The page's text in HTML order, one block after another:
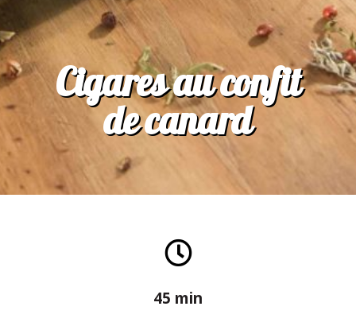
Cigares au confit
de canard
45 min